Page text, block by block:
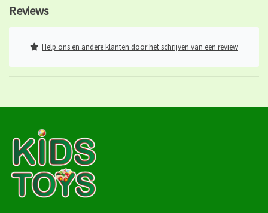
Reviews
Help ons en andere klanten door het schrijven van een review